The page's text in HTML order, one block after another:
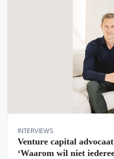
INTERVIEWS
Venture capital
‘Waarom wil niet